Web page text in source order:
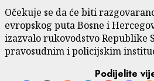
Očekuje se da će biti
evropskog puta Bosne i
izazvalo rukovodstvo Republike
pravosudnim i policijskim
Podijelite